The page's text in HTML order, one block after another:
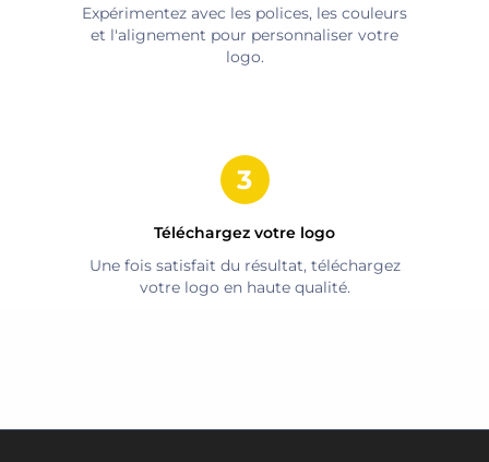
Expérimentez avec les polices, les couleurs
et l'alignement pour personnaliser votre
logo.
Téléchargez votre logo
Une fois satisfait du résultat, téléchargez
votre logo en haute qualité.